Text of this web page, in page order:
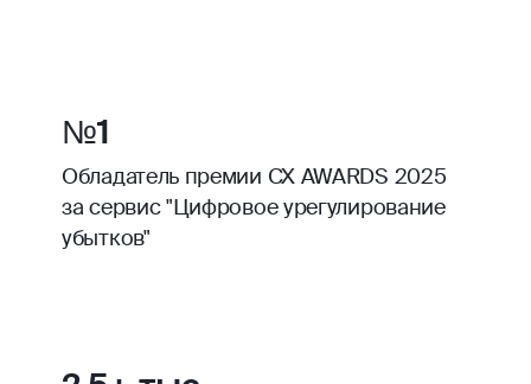
№1
Обладатель премии CX AWARDS 2025
за сервис "Цифровое урегулирование
убытков"